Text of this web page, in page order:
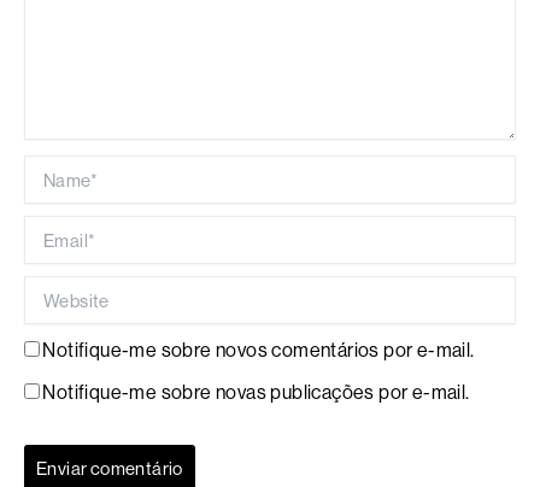
Notifique-me sobre novos comentários por e-mail.
Notifique-me sobre novas publicações por e-mail.